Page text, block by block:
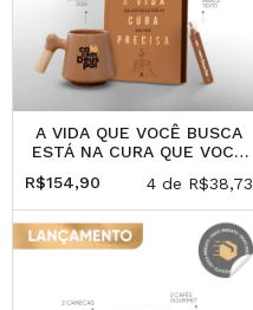
A VIDA QUE VOCÊ BUSCA
ESTÁ NA CURA QUE VOCÊ
MARCA-TEXTO
R$154,90 4 de R$38,73